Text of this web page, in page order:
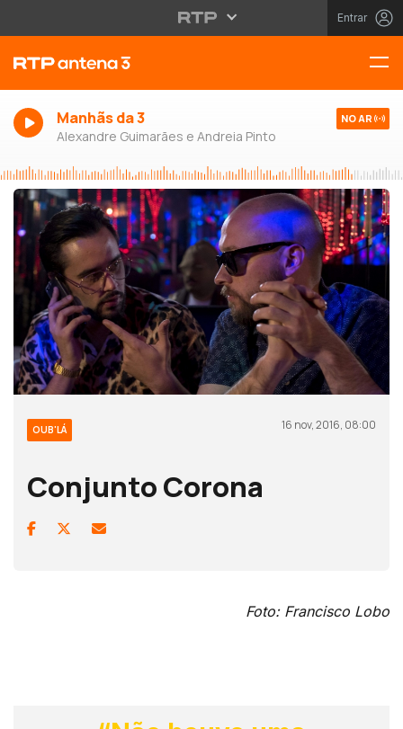
Entrar
Manhãs da 3
Alexandre Guimarães e Andreia Pinto
NO AR
OUB'LÁ 16 nov, 2016, 08:00
Conjunto Corona
Foto: Francisco Lobo